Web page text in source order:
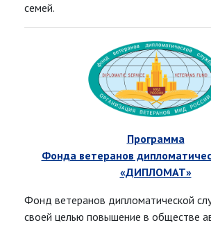
семей.
Программа
Фонда ветеранов
«ДИПЛОМАТ»
Фонд ветеранов дипломатической
своей целью повышение в обществе